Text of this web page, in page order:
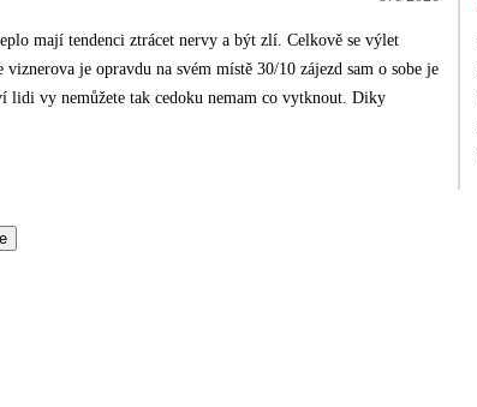
mají tendenci ztrácet nervy a být zlí. Celkově se výlet
lidi vy nemůžete tak cedoku nemam co vytknout. Diky